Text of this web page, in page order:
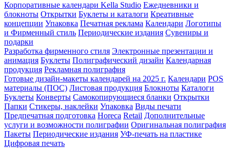
Корпоративные календари Kella Studio Ежедневники и
блокноты Открытки Буклеты и каталоги Креативные
концепции Упаковка Печатная реклама Календари Логотипы
и Фирменный стиль Периодические издания Сувениры и
подарки
Разработка фирменного стиля Электронные презентации и
анимация Буклеты Полиграфический дизайн Календарная
продукция Рекламная полиграфия
Готовые дизайн-макеты календарей на 2025 г. Календари POS
материалы (ПОС) Листовая продукция Блокноты Каталоги
Буклеты Конверты Самокопирующиеся бланки Открытки
Папки Стикеры, наклейки Упаковка Виды печати
Предпечатная подготовка Horeca Retail Дополнительные
услуги и возможности полиграфии Оригинальная полиграфия
Пакеты Периодические издания УФ-печать на пластике
Цифровая печать